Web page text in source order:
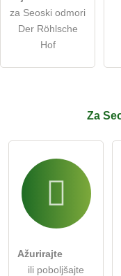
za Seoski odmori
Der Röhlsche
Hof
Za
Ažurirajte
ili poboljšajte